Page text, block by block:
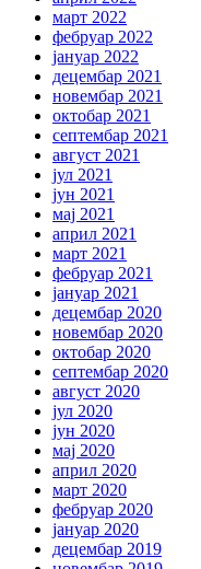
март 2022
фебруар 2022
јануар 2022
децембар 2021
новембар 2021
октобар 2021
септембар 2021
август 2021
јул 2021
јун 2021
мај 2021
април 2021
март 2021
фебруар 2021
јануар 2021
децембар 2020
новембар 2020
октобар 2020
септембар 2020
август 2020
јул 2020
јун 2020
мај 2020
април 2020
март 2020
фебруар 2020
јануар 2020
децембар 2019